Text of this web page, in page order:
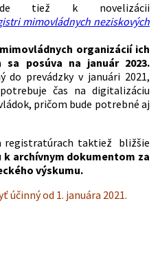
tiež k novelizácii
mimovládnych neziskových
organizácií ich
posúva na január 2023.
do prevádzky v januári 2021,
čas na digitalizáciu
pričom bude potrebné aj
registratúrach taktiež bližšie
archívnym dokumentom za
výskumu.
účinný od 1. januára 2021.